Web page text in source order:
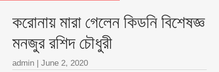
করোনায় মারা গেলেন কিডনি বিশেষজ্ঞ
মনজুর রশিদ চৌধুরী
admin | June 2, 2020